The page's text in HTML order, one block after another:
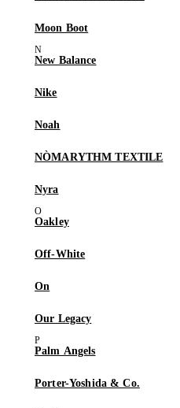
Moon Boot
New Balance
Nike
Noah
NÒMARYTHM TEXTILE
Nyra
Oakley
Off-White
On
Our Legacy
Palm Angels
Porter-Yoshida & Co.